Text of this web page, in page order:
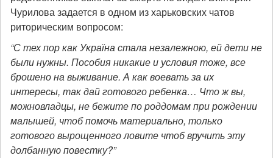
Чурилова задается в одном из харьковских чатов
риторическим вопросом:
“С тех пор как Україна стала незалежною, ей дети не
были нужны. Пособия никакие и условия тоже, все
брошено на выживание. А как воевать за их
интересы, так дай готового ребенка… Что ж вы,
можновладцы, не бежите по роддомам при рождении
малышей, чтоб помочь материально, только
готового вырощенного ловите чтоб вручить эту
долбанную повестку?”